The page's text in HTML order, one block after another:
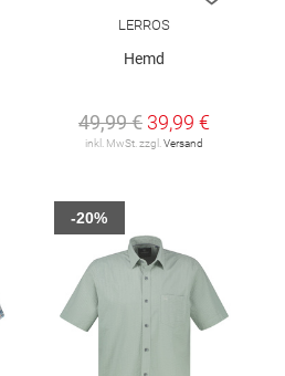
LERROS
Hemd
49,99 € 39,99 €
inkl. MwSt. zzgl.Versand
-20%